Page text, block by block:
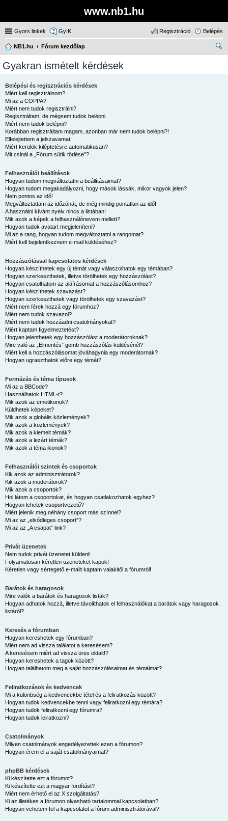
www.nb1.hu
Gyors linkek GyIK Belépés
Regisztráció
NB1.hu
Fórum kezdőlap
Gyakran ismételt kérdések
Belépési és regisztrációs kérdések
Miért kell regisztrálnom?
Mi az a COPPA?
Miért nem tudok regisztrálni?
Regisztráltam, de mégsem tudok belépni
Miért nem tudok belépni?
Korábban regisztráltam magam, azonban már nem tudok belépni?!
Elfelejtettem a jelszavamat!
Miért kerülök kiléptetésre automatikusan?
Mit csinál a „Fórum sütik törlése”?
Felhasználói beállítások
Hogyan tudom megváltoztatni a beállításaimat?
Hogyan tudom megakadályozni, hogy mások lássák, mikor vagyok jelen?
Nem pontos az idő!
Megváltoztattam az időzónát, de még mindig pontatlan az idő!
A használni kívánt nyelv nincs a listában!
Mik azok a képek a felhasználónevem mellett?
Hogyan tudok avatart megjeleníteni?
Mi az a rang, hogyan tudom megváltoztatni a rangomat?
Miért kell bejelentkeznem e-mail küldéséhez?
Hozzászólással kapcsolatos kérdések
Hogyan készíthetek egy új témát vagy válaszolhatok egy témában?
Hogyan szerkeszthetek, illetve törölhetek egy hozzászólást?
Hogyan csatolhatom az aláírásomat a hozzászólásomhoz?
Hogyan készíthetek szavazást?
Hogyan szerkeszthetek vagy törölhetek egy szavazást?
Miért nem férek hozzá egy fórumhoz?
Miért nem tudok szavazni?
Miért nem tudok hozzáadni csatolmányokat?
Miért kaptam figyelmeztetést?
Hogyan jelenthetek egy hozzászólást a moderátoroknak?
Mire való az „Elmentés” gomb hozzászólás küldésénél?
Miért kell a hozzászólásomat jóváhagynia egy moderátornak?
Hogyan ugraszthatok előre egy témát?
Formázás és téma típusok
Mi az a BBCode?
Használhatok HTML-t?
Mik azok az emotikonok?
Küldhetek képeket?
Mik azok a globális közlemények?
Mik azok a közlemények?
Mik azok a kiemelt témák?
Mik azok a lezárt témák?
Mik azok a téma ikonok?
Felhasználói szintek és csoportok
Kik azok az adminisztrátorok?
Kik azok a moderátorok?
Mik azok a csoportok?
Hol látom a csoportokat, és hogyan csatlakozhatok egyhez?
Hogyan lehetek csoportvezető?
Miért jelenik meg néhány csoport más színnel?
Mi az az „elsődleges csoport”?
Mi az az „A csapat” link?
Privát üzenetek
Nem tudok privát üzenetet küldeni!
Folyamatosan kéretlen üzeneteket kapok!
Kéretlen vagy sértegető e-mailt kaptam valakitől a fórumról!
Barátok és haragosok
Mire valók a barátok és haragosok listák?
Hogyan adhatok hozzá, illetve távolíthatok el felhasználókat a barátok vagy haragosok
listáról?
Keresés a fórumban
Hogyan kereshetek egy fórumban?
Miért nem ad vissza találatot a keresésem?
A keresésem miért ad vissza üres oldalt!?
Hogyan kereshetek a tagok között?
Hogyan találhatom meg a saját hozzászólásaimat és témáimat?
Feliratkozások és kedvencek
Mi a különbség a kedvencekbe tétel és a feliratkozás között?
Hogyan tudok kedvencekbe tenni vagy feliratkozni egy témára?
Hogyan tudok feliratkozni egy fórumra?
Hogyan tudok leiratkozni?
Csatolmányok
Milyen csatolmányok engedélyezettek ezen a fórumon?
Hogyan érem el a saját csatolmányaimat?
phpBB kérdések
Ki készítette ezt a fórumot?
Ki készítette ezt a magyar fordítást?
Miért nem érhető el az X szolgáltatás?
Ki az illetékes a fórumon olvasható tartalommal kapcsolatban?
Hogyan vehetem fel a kapcsolatot a fórum adminisztrátorával?